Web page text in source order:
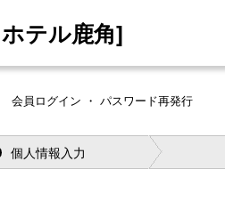
テル鹿角]
会員ログイン ・ パスワード再発行
個人情報入力